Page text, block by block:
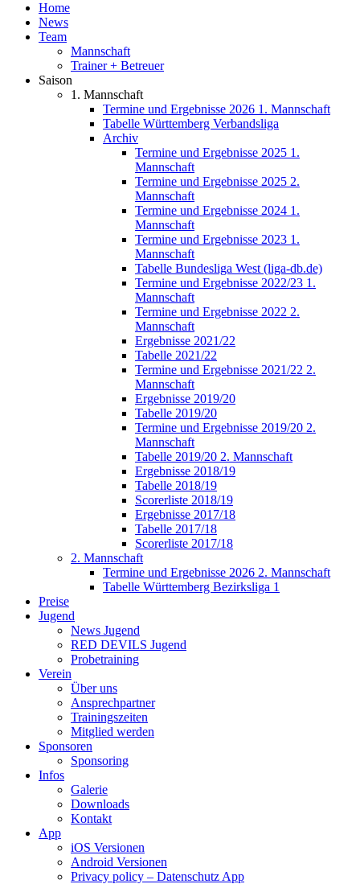
Home
News
Team
Mannschaft
Trainer + Betreuer
Saison
1. Mannschaft
Termine und Ergebnisse 2026 1. Mannschaft
Tabelle Württemberg Verbandsliga
Archiv
Termine und Ergebnisse 2025 1.
Mannschaft
Termine und Ergebnisse 2025 2.
Mannschaft
Termine und Ergebnisse 2024 1.
Mannschaft
Termine und Ergebnisse 2023 1.
Mannschaft
Tabelle Bundesliga West (liga-db.de)
Termine und Ergebnisse 2022/23 1.
Mannschaft
Termine und Ergebnisse 2022 2.
Mannschaft
Ergebnisse 2021/22
Tabelle 2021/22
Termine und Ergebnisse 2021/22 2.
Mannschaft
Ergebnisse 2019/20
Tabelle 2019/20
Termine und Ergebnisse 2019/20 2.
Mannschaft
Tabelle 2019/20 2. Mannschaft
Ergebnisse 2018/19
Tabelle 2018/19
Scorerliste 2018/19
Ergebnisse 2017/18
Tabelle 2017/18
Scorerliste 2017/18
2. Mannschaft
Termine und Ergebnisse 2026 2. Mannschaft
Tabelle Württemberg Bezirksliga 1
Preise
Jugend
News Jugend
RED DEVILS Jugend
Probetraining
Verein
Über uns
Ansprechpartner
Trainingszeiten
Mitglied werden
Sponsoren
Sponsoring
Infos
Galerie
Downloads
Kontakt
App
iOS Versionen
Android Versionen
Privacy policy – Datenschutz App